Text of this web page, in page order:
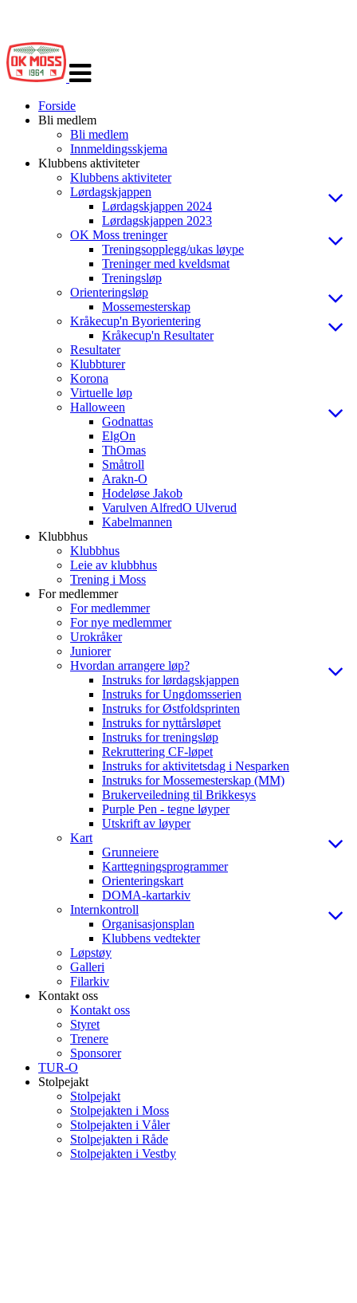
navigasjon
Forside
Bli medlem
Bli medlem
Innmeldingsskjema
Klubbens aktiviteter
Klubbens aktiviteter
Lørdagskjappen
Lørdagskjappen 2024
Lørdagskjappen 2023
OK Moss treninger
Treningsopplegg/ukas løype
Treninger med kveldsmat
Treningsløp
Orienteringsløp
Mossemesterskap
Kråkecup'n Byorientering
Kråkecup'n Resultater
Resultater
Klubbturer
Korona
Virtuelle løp
Halloween
Godnattas
ElgOn
ThOmas
Småtroll
Arakn-O
Hodeløse Jakob
Varulven AlfredO Ulverud
Kabelmannen
Klubbhus
Klubbhus
Leie av klubbhus
Trening i Moss
For medlemmer
For medlemmer
For nye medlemmer
Urokråker
Juniorer
Hvordan arrangere løp?
Instruks for lørdagskjappen
Instruks for Ungdomsserien
Instruks for Østfoldsprinten
Instruks for nyttårsløpet
Instruks for treningsløp
Rekruttering CF-løpet
Instruks for aktivitetsdag i Nesparken
Instruks for Mossemesterskap (MM)
Brukerveiledning til Brikkesys
Purple Pen - tegne løyper
Utskrift av løyper
Kart
Grunneiere
Karttegningsprogrammer
Orienteringskart
DOMA-kartarkiv
Internkontroll
Organisasjonsplan
Klubbens vedtekter
Løpstøy
Galleri
Filarkiv
Kontakt oss
Kontakt oss
Styret
Trenere
Sponsorer
TUR-O
Stolpejakt
Stolpejakt
Stolpejakten i Moss
Stolpejakten i Våler
Stolpejakten i Råde
Stolpejakten i Vestby